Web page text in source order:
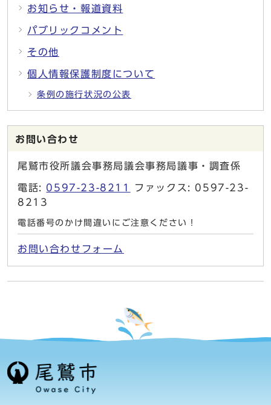
お知らせ・報道資料
パブリックコメント
その他
個人情報保護制度について
条例の施行状況の公表
お問い合わせ
尾鷲市役所議会事務局議会事務局議事・調査係
電話: 0597-23-8211
ファックス: 0597-23-
8213
電話番号のかけ間違いにご注意ください！
お問い合わせフォーム